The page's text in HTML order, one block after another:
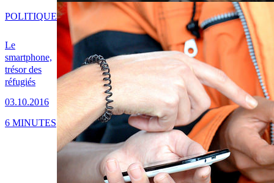
Le
smartphone,
trésor des
réfugiés
03.10.2016
POLITIQUE
6 MINUTES